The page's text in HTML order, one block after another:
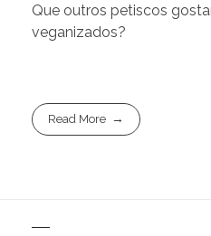
Que outros petiscos
veganizados?
Read More